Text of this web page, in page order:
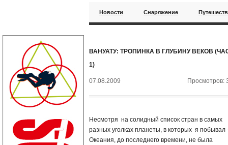
Новости Снаряжение
ВАНУАТУ: ТРОПИНКА В ГЛУБИНУ ВЕКОВ
1)
07.08.2009 Просмотров:
Несмотря на солидный список стран в самых
разных уголках планеты, в которых я побывал
Океания, до последнего времени, не была